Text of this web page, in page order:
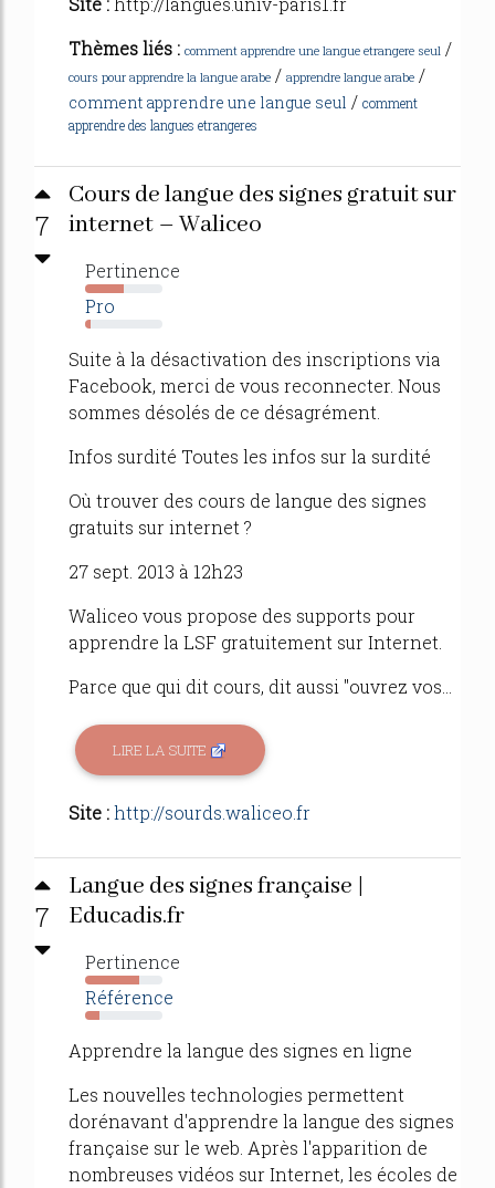
Thèmes liés : comment apprendre une langue etrangere seul /
cours pour apprendre la langue arabe / apprendre langue arabe /
comment apprendre une langue seul / comment
apprendre des langues etrangeres
7
Cours de langue des signes gratuit sur
internet – Waliceo
Pertinence
50%
Pro
7%
Suite à la désactivation des inscriptions via
Facebook, merci de vous reconnecter. Nous
sommes désolés de ce désagrément.
Infos surdité Toutes les infos sur la surdité
Où trouver des cours de langue des signes
gratuits sur internet ?
27 sept. 2013 à 12h23
Waliceo vous propose des supports pour
apprendre la LSF gratuitement sur Internet.
Parce que qui dit cours, dit aussi "ouvrez vos...
LIRE LA SUITE
Site :http://sourds.waliceo.fr
7
Langue des signes française |
Educadis.fr
Pertinence
70%
Référence
19%
Apprendre la langue des signes en ligne
Les nouvelles technologies permettent
dorénavant d'apprendre la langue des signes
française sur le web. Après l'apparition de
nombreuses vidéos sur Internet, les écoles de